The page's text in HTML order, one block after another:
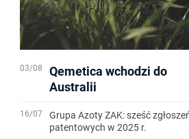
03/08
Qemetica wchodzi do
Australii
16/07
Grupa Azoty ZAK: sześć
patentowych w 2025 r.